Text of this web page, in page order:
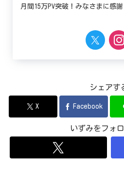
月間15万PV突破！みなさまに感謝
シェアす
X Facebook
いずみをフォ